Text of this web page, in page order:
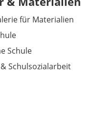
für Materialien
Schule
Schulsozialarbeit